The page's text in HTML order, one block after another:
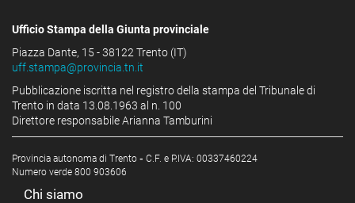
Ufficio Stampa della Giunta provinciale
Piazza Dante, 15 - 38122 Trento (IT)
uff.stampa@provincia.tn.it
Pubblicazione iscritta nel registro della stampa del Tribunale di
Trento in data 13.08.1963 al n. 100
Direttore responsabile Arianna Tamburini
Provincia autonoma di Trento - C.F. e P.IVA: 00337460224
Numero verde 800 903606
Chi siamo